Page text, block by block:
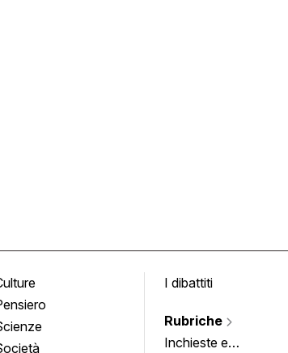
I dibattiti
Rubriche
Inchieste e